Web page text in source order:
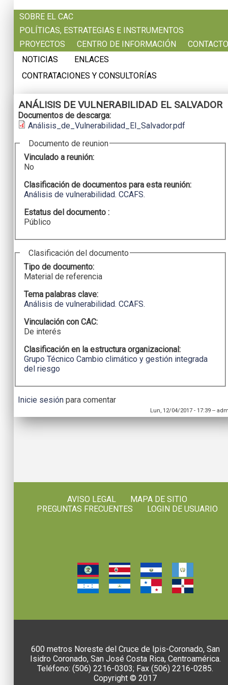
SOBRE EL CAC
POLÍTICAS, ESTRATEGIAS E INSTRUMENTOS
PROYECTOS
CENTRO DE INFORMACIÓN
CONTACTO
NOTICIAS
ENLACES
CONTRATACIONES Y CONSULTORÍAS
ANÁLISIS DE VULNERABILIDAD EL SALVADOR
Documentos de descarga:
Análisis_de_Vulnerabilidad_El_Salvador.pdf
Documento de reunion
Vinculado a reunión:
No
Clasificación de documentos para esta reunión:
Análisis de vulnerabilidad. CCAFS.
Estatus del documento :
Público
Clasificación del documento
Tipo de documento:
Material de referencia
Tema palabras clave:
Análisis de vulnerabilidad. CCAFS.
Vinculación con CAC:
De interés
Clasificación en la estructura organizacional:
Grupo Técnico Cambio climático y gestión integrada
del riesgo
Inicie sesiónpara comentar
Lun, 12/04/2017 - 17:39 --
AVISO LEGAL
MAPA DE SITIO
PREGUNTAS FRECUENTES
LOGIN DE USUARIO
600 metros Noreste del Cruce de Ipis-Coronado, San
Isidro Coronado, San José Costa Rica, Centroamérica.
Teléfono: (506) 2216-0303; Fax (506) 2216-0285.
Copyright © 2017